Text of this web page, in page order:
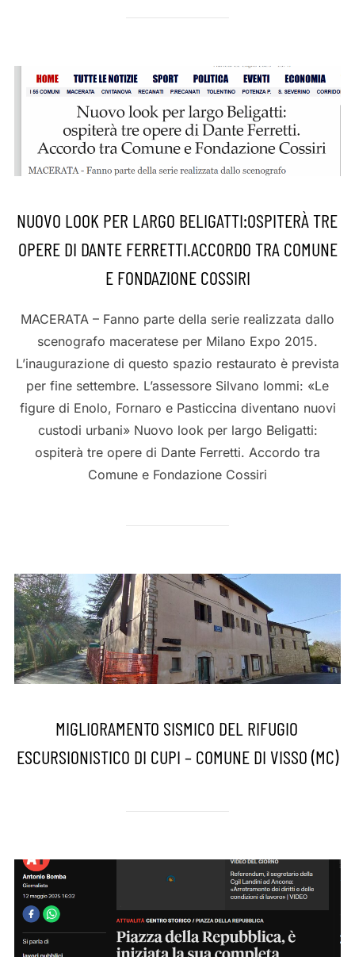
NUOVO LOOK PER LARGO BELIGATTI:OSPITERÀ TRE
OPERE DI DANTE FERRETTI.ACCORDO TRA COMUNE
E FONDAZIONE COSSIRI
MACERATA – Fanno parte della serie realizzata dallo
scenografo maceratese per Milano Expo 2015.
L’inaugurazione di questo spazio restaurato è prevista
per fine settembre. L’assessore Silvano Iommi: «Le
figure di Enolo, Fornaro e Pasticcina diventano nuovi
custodi urbani» Nuovo look per largo Beligatti:
ospiterà tre opere di Dante Ferretti. Accordo tra
Comune e Fondazione Cossiri
MIGLIORAMENTO SISMICO DEL RIFUGIO
ESCURSIONISTICO DI CUPI – COMUNE DI VISSO (MC)